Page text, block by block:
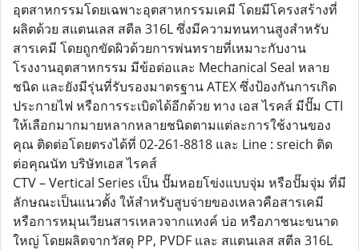
อุตสาหกรรมโดยเฉพาะอุตสาหกรรมเคมี โดยมีโครงสร้างที่
ผลิตด้วย สแตนเลส สตีล 316L ซึ่งมีความทนทานสูงสำหรับ
สารเคมี โดยถูกขัดผิวด้วยการพ่นทรายที่เหมาะกับงาน
โรงงานอุตสาหกรรม มีข้อต่อและ Mechanical Seal หลาย
ชนิด และยังมีรุ่นที่รับรองมาตรฐาน ATEX ซึ่งป้องกันการเกิด
ประกายไฟ หรือการระเบิดได้อีกด้วย ทาง เอส ไรคส์ มีปั๊ม CTI
ให้เลือกมากมายหลากหลายชนิดตามแต่ละการใช้งานของ
คุณ ติดต่อโดยตรงได้ที่ 02-261-8818 และ Line : sreich ติด
ต่อคุณนัท บริษัทเอส ไรคส์
CTV – Vertical Series เป็น ปั๊มหอยโข่งแบบจุ่ม หรือปั๊มจุ่ม ที่มี
ลักษณะเป็นแนวตั้ง ให้สำหรับสูบจ่ายของเหลวคือสารเคมี
หรือการหมุนเวียนสารเหลวจากแทงค์ บ่อ หรือภาชนะขนาด
ใหญ่ โดยผลิตจากวัสดุ PP, PVDF และ สแตนเลส สตีล 316L